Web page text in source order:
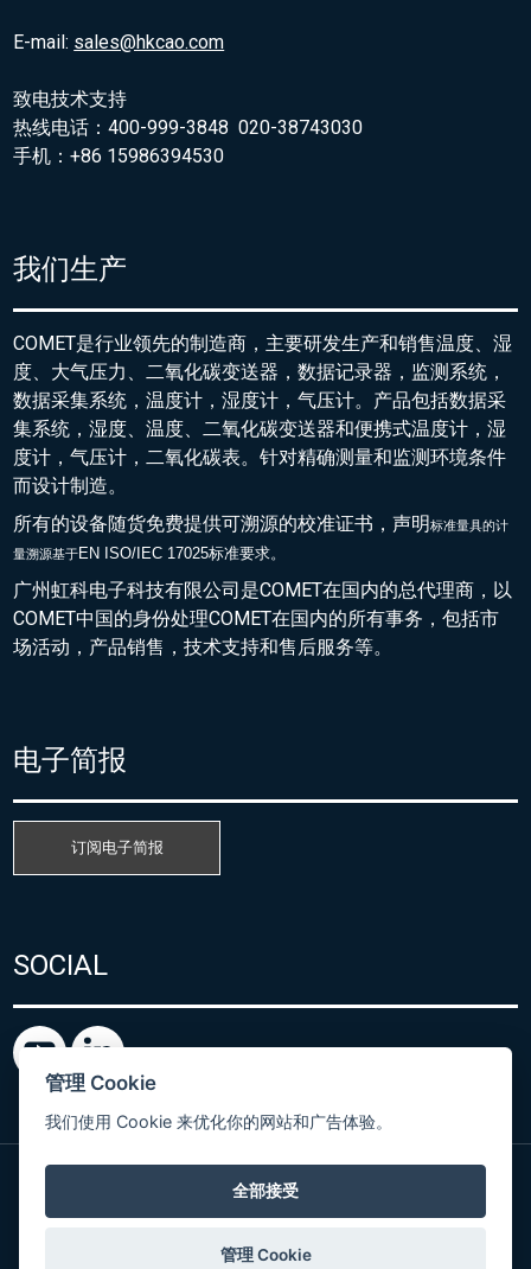
E-mail: sales@hkcao.com
致电技术支持
热线电话：400-999-3848 020-38743030
手机：+86 15986394530
我们生产
COMET是行业领先的制造商，主要研发生产和销售温度、湿
度、大气压力、二氧化碳变送器，数据记录器，监测系统，
数据采集系统，温度计，湿度计，气压计。产品包括数据采
集系统，湿度、温度、二氧化碳变送器和便携式温度计，湿
度计，气压计，二氧化碳表。针对精确测量和监测环境条件
而设计制造。
所有的设备随货免费提供可溯源的校准证书，声明标准量具的计
量溯源基于EN ISO/IEC 17025标准要求。
广州虹科电子科技有限公司是COMET在国内的总代理商，以
COMET中国的身份处理COMET在国内的所有事务，包括市
场活动，产品销售，技术支持和售后服务等。
电子简报
订阅电子简报
SOCIAL
bySpaneco
管理 Cookie
我们使用 Cookie 来优化你的网站和广告体验。
全部接受
管理 Cookie